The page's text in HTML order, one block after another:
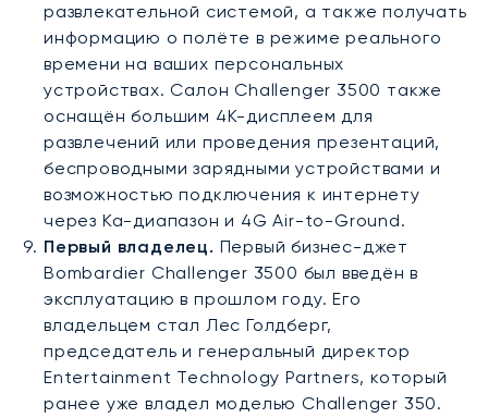
развлекательной системой, а также получать
информацию о полёте в режиме реального
времени на ваших персональных
устройствах. Салон Challenger 3500 также
оснащён большим 4K-дисплеем для
развлечений или проведения презентаций,
беспроводными зарядными устройствами и
возможностью подключения к интернету
через Ka-диапазон и 4G Air-to-Ground.
Первый владелец. Первый бизнес-джет
Bombardier Challenger 3500 был введён в
эксплуатацию в прошлом году. Его
владельцем стал Лес Голдберг,
председатель и генеральный директор
Entertainment Technology Partners, который
ранее уже владел моделью Challenger 350.